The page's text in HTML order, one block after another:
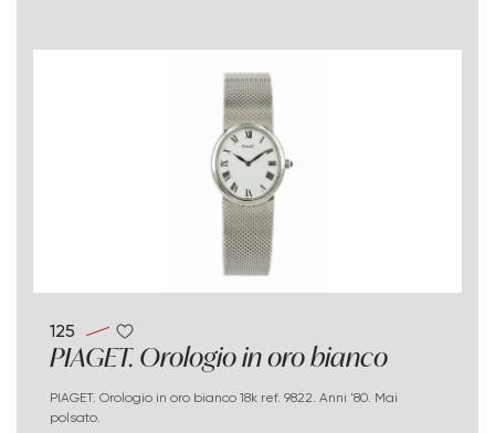
125
PIAGET. Orologio in oro bianco
PIAGET. Orologio in oro bianco 18k ref. 9822. Anni '80. Mai
polsato.